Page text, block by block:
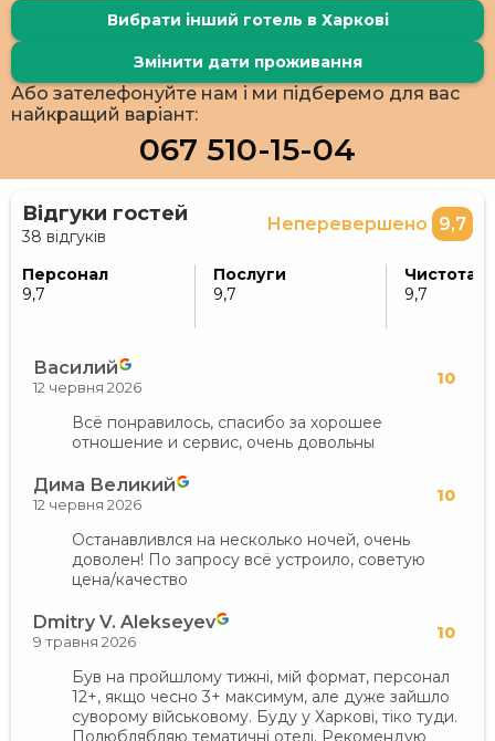
Вибрати інший готель в Харкові
Змінити дати проживання
Або зателефонуйте нам і ми підберемо для вас
найкращий варіант:
067 510-15-04
Відгуки гостей
38 відгуків
Неперевершено 9,7
Персонал
9,7
Послуги
9,7
Чистота
9,7
Василий 10
12 червня 2026
Всё понравилось, спасибо за хорошее
отношение и сервис, очень довольны
Дима Великий 10
12 червня 2026
Останавливлся на несколько ночей, очень
доволен! По запросу всё устроило, советую
цена/качество
Dmitry V. Alekseyev 10
9 травня 2026
Був на пройшлому тижні, мій формат, персонал
12+, якщо чесно 3+ максимум, але дуже зайшло
суворому військовому. Буду у Харкові, тіко туди.
Полюблябляю тематичні отелі. Рекомендую